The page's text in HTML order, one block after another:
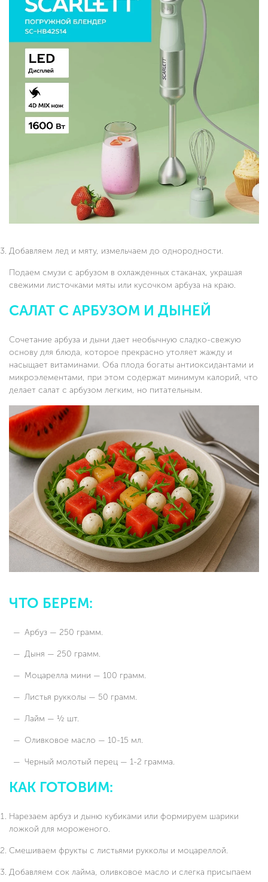
Добавляем лед и мяту, измельчаем до однородности.
Подаем смузи с арбузом в охлажденных стаканах, украшая
свежими листочками мяты или кусочком арбуза на краю.
САЛАТ С АРБУЗОМ И ДЫНЕЙ
Сочетание арбуза и дыни дает необычную сладко-свежую
основу для блюда, которое прекрасно утоляет жажду и
насыщает витаминами. Оба плода богаты антиоксидантами и
микроэлементами, при этом содержат минимум калорий, что
делает салат с арбузом легким, но питательным.
ЧТО БЕРЕМ:
Арбуз — 250 грамм.
Дыня — 250 грамм.
Моцарелла мини — 100 грамм.
Листья рукколы — 50 грамм.
Лайм — ½ шт.
Оливковое масло — 10-15 мл.
Черный молотый перец — 1-2 грамма.
КАК ГОТОВИМ:
Нарезаем арбуз и дыню кубиками или формируем шарики
ложкой для мороженого.
Смешиваем фрукты с листьями рукколы и моцареллой.
Добавляем сок лайма, оливковое масло и слегка присыпаем